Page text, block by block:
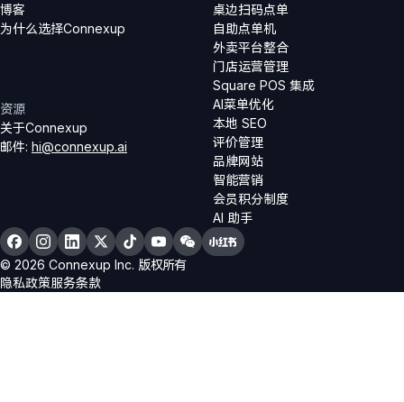
桌边扫码点单
自助点单机
外卖平台整合
门店运营管理
Square POS 集成
AI菜单优化
本地 SEO
评价管理
品牌网站
智能营销
会员积分制度
AI 助手
博客
为什么选择Connexup
资源
关于Connexup
邮件: hi@connexup.ai
© 2026 Connexup Inc. 版权所有
隐私政策服务条款